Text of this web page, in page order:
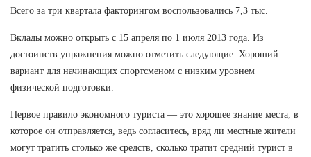
Всего за три квартала факторингом воспользовались 7,3 тыс.
Вклады можно открыть с 15 апреля по 1 июля 2013 года. Из
достоинств упражнения можно отметить следующие: Хороший
вариант для начинающих спортсменом с низким уровнем
физической подготовки.
Первое правило экономного туриста — это хорошее знание места, в
которое он отправляется, ведь согласитесь, вряд ли местные жители
могут тратить столько же средств, сколько тратит средний турист в